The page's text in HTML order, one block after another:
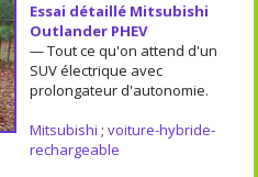
Essai détaillé Mitsubishi
Outlander PHEV
— Tout ce qu'on attend d'un
SUV électrique avec
prolongateur d'autonomie.
Mitsubishi ; voiture-hybride-
rechargeable